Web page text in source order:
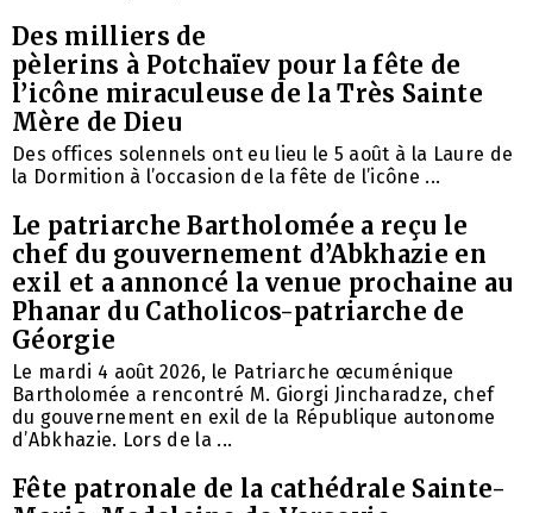
Des milliers de
pèlerins à Potchaïev pour la fête de
l’icône miraculeuse de la Très Sainte
Mère de Dieu
Des offices solennels ont eu lieu le 5 août à la Laure de
la Dormition à l’occasion de la fête de l’icône ...
Le patriarche Bartholomée a reçu le
chef du gouvernement d’Abkhazie en
exil et a annoncé la venue prochaine au
Phanar du Catholicos-patriarche de
Géorgie
Le mardi 4 août 2026, le Patriarche œcuménique
Bartholomée a rencontré M. Giorgi Jincharadze, chef
du gouvernement en exil de la République autonome
d’Abkhazie. Lors de la ...
Fête patronale de la cathédrale Sainte-